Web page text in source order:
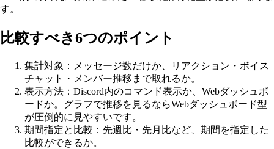
す。
比較すべき6つのポイント
集計対象：メッセージ数だけか、リアクション・ボイス
チャット・メンバー推移まで取れるか。
表示方法：Discord内のコマンド表示か、Webダッシュボ
ードか。グラフで推移を見るならWebダッシュボード型
が圧倒的に見やすいです。
期間指定と比較：先週比・先月比など、期間を指定した
比較ができるか。